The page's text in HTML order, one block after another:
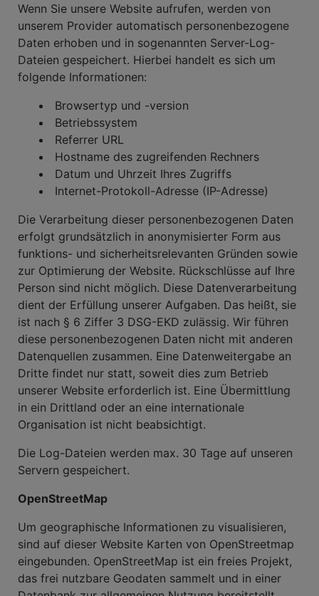
Wenn Sie unsere Website aufrufen, werden von
unserem Provider automatisch personenbezogene
Daten erhoben und in sogenannten Server-Log-
Dateien gespeichert. Hierbei handelt es sich um
folgende Informationen:
Browsertyp und -version
Betriebssystem
Referrer URL
Hostname des zugreifenden Rechners
Datum und Uhrzeit Ihres Zugriffs
Internet-Protokoll-Adresse (IP-Adresse)
Die Verarbeitung dieser personenbezogenen Daten
erfolgt grundsätzlich in anonymisierter Form aus
funktions- und sicherheitsrelevanten Gründen sowie
zur Optimierung der Website. Rückschlüsse auf Ihre
Person sind nicht möglich. Diese Datenverarbeitung
dient der Erfüllung unserer Aufgaben. Das heißt, sie
ist nach § 6 Ziffer 3 DSG-EKD zulässig. Wir führen
diese personenbezogenen Daten nicht mit anderen
Datenquellen zusammen. Eine Datenweitergabe an
Dritte findet nur statt, soweit dies zum Betrieb
unserer Website erforderlich ist. Eine Übermittlung
in ein Drittland oder an eine internationale
Organisation ist nicht beabsichtigt.
Die Log-Dateien werden max. 30 Tage auf unseren
Servern gespeichert.
OpenStreetMap
Um geographische Informationen zu visualisieren,
sind auf dieser Website Karten von OpenStreetmap
eingebunden. OpenStreetMap ist ein freies Projekt,
das frei nutzbare Geodaten sammelt und in einer